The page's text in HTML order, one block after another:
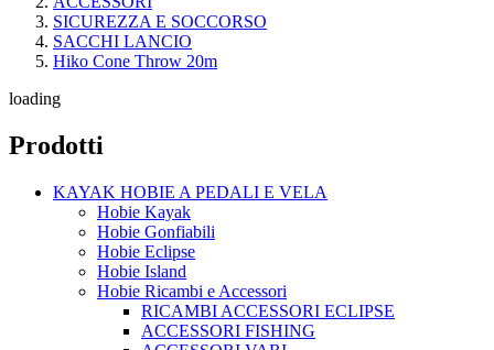
SICUREZZA E SOCCORSO
SACCHI LANCIO
Hiko Cone Throw 20m
loading
Prodotti
KAYAK HOBIE A PEDALI E VELA
Hobie Kayak
Hobie Gonfiabili
Hobie Eclipse
Hobie Island
Hobie Ricambi e Accessori
RICAMBI ACCESSORI ECLIPSE
ACCESSORI FISHING